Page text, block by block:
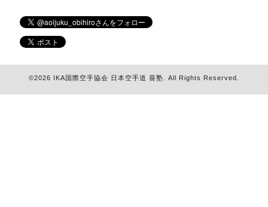
©2026 IKA国際空手協会 日本空手道 葵塾 . All Rights Reserved.